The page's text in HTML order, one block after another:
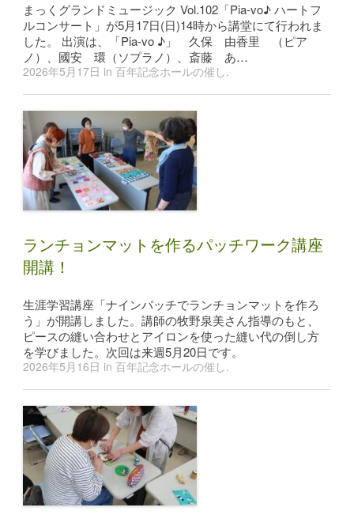
まっくグランドミュージック Vol.102「Pia-vo♪ ハートフ
ルコンサート」が5月17日(日)14時から講堂にて行われま
した。 出演は、「Pia-vo ♪」 久保 由香里 （ピア
ノ）、國安 環（ソプラノ）、斎藤 あ…
2026年5月17日 in百年記念ホールの催し.
ランチョンマットを作るパッチワーク講座
開講！
生涯学習講座「ナインパッチでランチョンマットを作ろ
う」が開講しました。講師の牧野泉美さん指導のもと、
ピースの縫い合わせとアイロンを使った縫い代の倒し方
を学びました。次回は来週5月20日です。
2026年5月16日 in百年記念ホールの催し.